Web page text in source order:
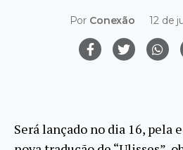
Por Conexão 12 de
Será lançado no dia 16, pela